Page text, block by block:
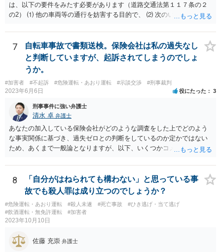
は、以下の要件をみたす必要があります（道路交通法第１１７条の２
の2） ⑴ 他の車両等の通行を妨害する目的で、 ⑵ 次のいずれかに掲
させるおそれのある方法によるものをした者 ①通行区分違反（対向車
線にはみ出す） ②急ブレーキの禁止違反 ③車間距離不保持等 ④進路
変更禁止違反 ⑤追越し方法違反（危険な追い越し） ⑥減光等義務違反
（執ようなパッシング） ⑦警音器使用制限違反 ⑧安全運転義務違反
（幅寄せや蛇行運転） ⑨高速道路での低速走行（最低速度違反） ⑩高
速道路での駐停車違反 ＞たとえば、トラブルになった相手を車で追い
かけた場合これは煽り運転にはいりますか？ → ケースによるかと思い
ますが、例えば、カッとなり、腹いせに上記の①〜⑩に該当する危険
な運転をすると、妨害運転罪に問われるおそれがあります。 なお、
相手車両の車種やナンバー等を把握し、警察等に通報する目的で相手
車両を追跡すること等の場合もあるかもしれませんが、無理をすると
妨害運転罪や他の道交法違反に問われたり、事故を起こしたりしてし
まう可能性もありますので、無茶な私的追跡は控えるべきでしょう。
7
自転車事故で書類送検。保険会社は私の過失なし
と判断していますが、起訴されてしまうのでしょ
うか。
#加害者 #不起訴 #危険運転・あおり運転 #示談交渉 #刑事裁判
2023年6月6日 役にたった 3
刑事事件に強い弁護士
清水 卓 弁護士
あなたの加入している保険会社がどのような調査をした上でどのよう
な事実関係に基づき、過失ゼロとの判断をしているのか定かではない
ため、あくまで一般論となりますが、以下、いくつかコメントしま
ではありません。 保険会社の見解が捜査機関側から見ても妥当なので
あれば、保険会社側が支払をしていない状況でも不起訴となることは
あり得ます •ただし、保険会社側の認識は、必ずしも捜査機関側の捜査
結果に基づく認識と一致しないことがあり得ます。検察側が不起訴判
断をする上で示談成立や被害賠償を重視しているようであれば、捜査
機関側の意向を伝える等して、保険会社に再考を求める必要が出てく
では、あなたの方に重過失があると考えていたことになるため、検察
段階でも同様の認識なのかは注意を払っておく必要があるかと思いま
8
「自分がはねられても構わない」と思っている事
故でも殺人罪は成り立つのでしょうか？
#危険運転・あおり運転 #殺人未遂 #死亡事故
#ひき逃げ・当て逃げ
#飲酒運転・無免許運転
#加害者
2023年10月10日
佐藤 充崇 弁護士